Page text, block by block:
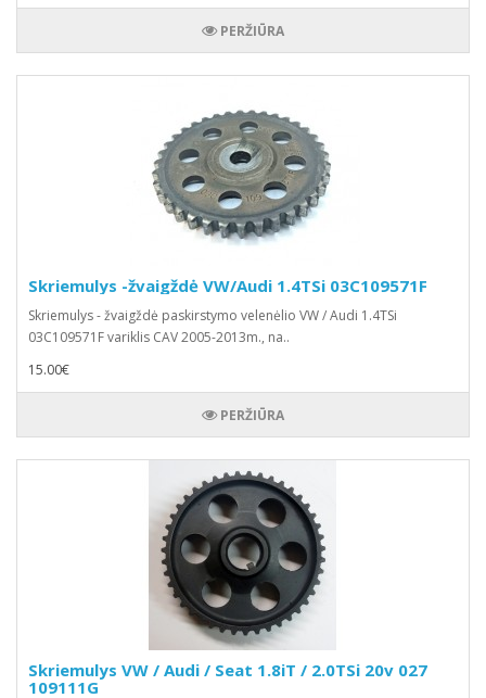
PERŽIŪRA
Skriemulys -žvaigždė VW/Audi 1.4TSi 03C109571F
Skriemulys - žvaigždė paskirstymo velenėlio VW / Audi 1.4TSi
03C109571F variklis CAV 2005-2013m., na..
15.00€
PERŽIŪRA
Skriemulys VW / Audi / Seat 1.8iT / 2.0TSi 20v 027
109111G